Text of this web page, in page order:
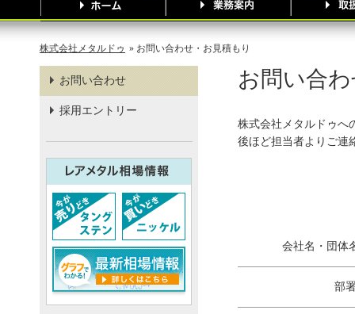
株式会社メタルドゥ » お問い合わせ・お見積もり
お問い合わせ
採用エントリー
お問い合
株式会社メタルドゥへ
後ほど担当者よりご連
会社名・団体
部